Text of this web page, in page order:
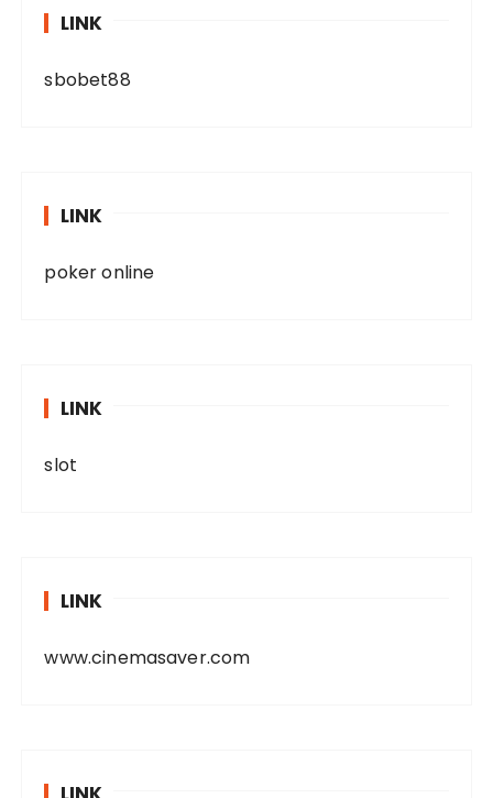
LINK
sbobet88
LINK
poker online
LINK
slot
LINK
www.cinemasaver.com